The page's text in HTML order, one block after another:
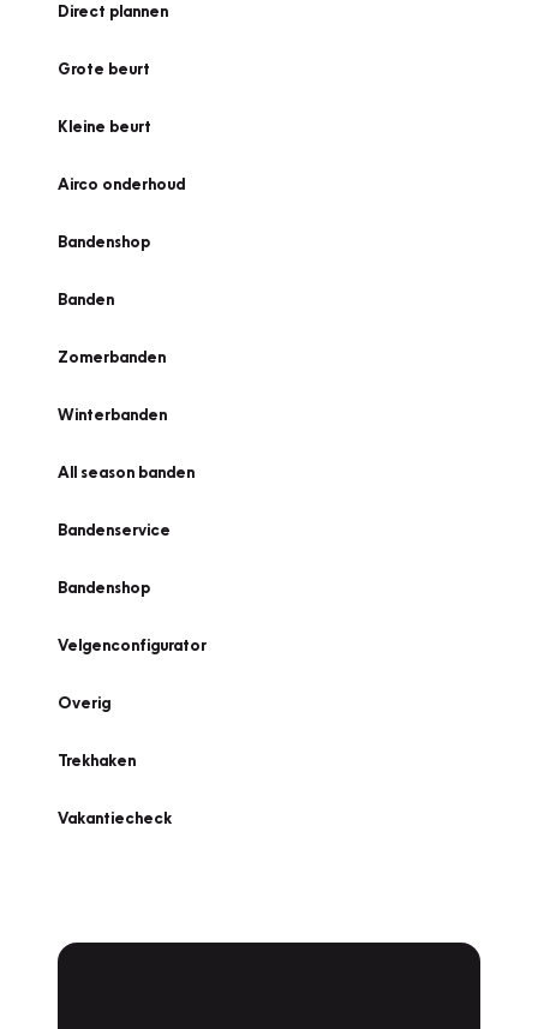
Direct plannen
Grote beurt
Kleine beurt
Airco onderhoud
Bandenshop
Banden
Zomerbanden
Winterbanden
All season banden
Bandenservice
Bandenshop
Velgenconfigurator
Overig
Trekhaken
Vakantiecheck